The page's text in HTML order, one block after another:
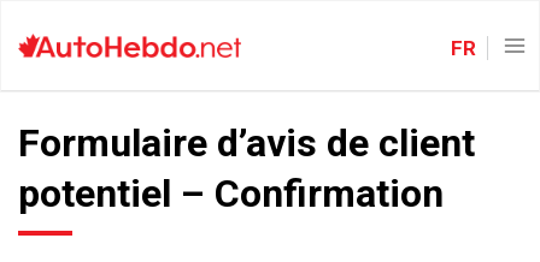
FR
Formulaire d’avis de client
potentiel – Confirmation